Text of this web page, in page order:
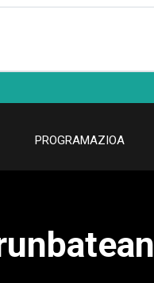
PROGRAMAZIOA